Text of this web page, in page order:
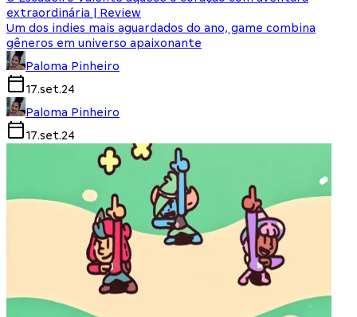
extraordinária | Review
Um dos indies mais aguardados do ano, game combina
gêneros em universo apaixonante
Paloma Pinheiro
17.set.24
Paloma Pinheiro
17.set.24